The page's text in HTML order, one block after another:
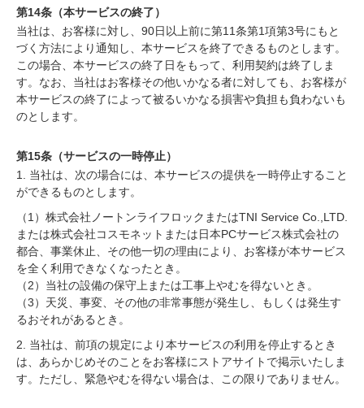
第14条（本サービスの終了）
当社は、お客様に対し、90日以上前に第11条第1項第3号にもと
づく方法により通知し、本サービスを終了できるものとします。
この場合、本サービスの終了日をもって、利用契約は終了しま
す。なお、当社はお客様その他いかなる者に対しても、お客様が
本サービスの終了によって被るいかなる損害や負担も負わないも
のとします。
第15条（サービスの一時停止）
1. 当社は、次の場合には、本サービスの提供を一時停止すること
ができるものとします。
（1）株式会社ノートンライフロックまたはTNI Service Co.,LTD.
または株式会社コスモネットまたは日本PCサービス株式会社の
都合、事業休止、その他一切の理由により、お客様が本サービス
を全く利用できなくなったとき。
（2）当社の設備の保守上または工事上やむを得ないとき。
（3）天災、事変、その他の非常事態が発生し、もしくは発生す
るおそれがあるとき。
2. 当社は、前項の規定により本サービスの利用を停止するとき
は、あらかじめそのことをお客様にストアサイトで掲示いたしま
す。ただし、緊急やむを得ない場合は、この限りでありません。